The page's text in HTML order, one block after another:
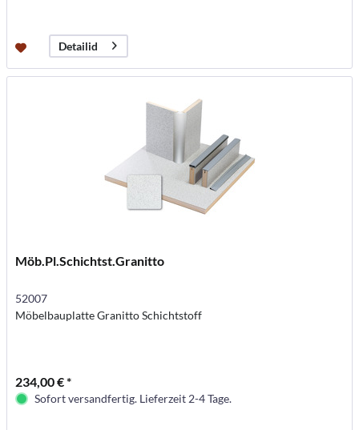
Detailid
Möb.Pl.Schichtst.Granitto
52007
Möbelbauplatte Granitto Schichtstoff
234,00 € *
Sofort versandfertig. Lieferzeit 2-4 Tage.